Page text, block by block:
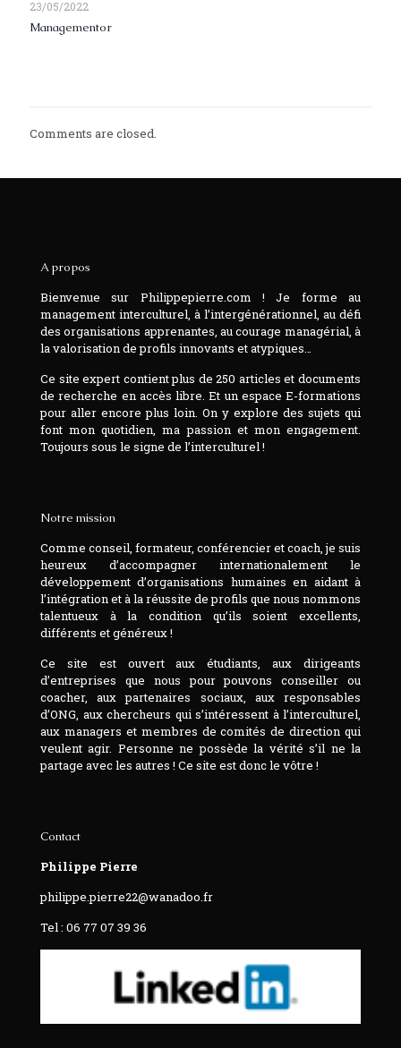
23/05/2022
Managementor
Comments are closed.
A propos
Bienvenue sur Philippepierre.com ! Je forme au
management interculturel, à l’intergénérationnel, au défi
des organisations apprenantes, au courage managérial, à
la valorisation de profils innovants et atypiques…
Ce site expert contient plus de 250 articles et documents
de recherche en accès libre. Et un espace E-formations
pour aller encore plus loin. On y explore des sujets qui
font mon quotidien, ma passion et mon engagement.
Toujours sous le signe de l’interculturel !
Notre mission
Comme conseil, formateur, conférencier et coach, je suis
heureux d’accompagner internationalement le
développement d’organisations humaines en aidant à
l’intégration et à la réussite de profils que nous nommons
talentueux à la condition qu’ils soient excellents,
différents et généreux !
Ce site est ouvert aux étudiants, aux dirigeants
d’entreprises que nous pour pouvons conseiller ou
coacher, aux partenaires sociaux, aux responsables
d’ONG, aux chercheurs qui s’intéressent à l’interculturel,
aux managers et membres de comités de direction qui
veulent agir. Personne ne possède la vérité s’il ne la
partage avec les autres ! Ce site est donc le vôtre !
Contact
Philippe Pierre
philippe.pierre22@wanadoo.fr
Tel : 06 77 07 39 36‬